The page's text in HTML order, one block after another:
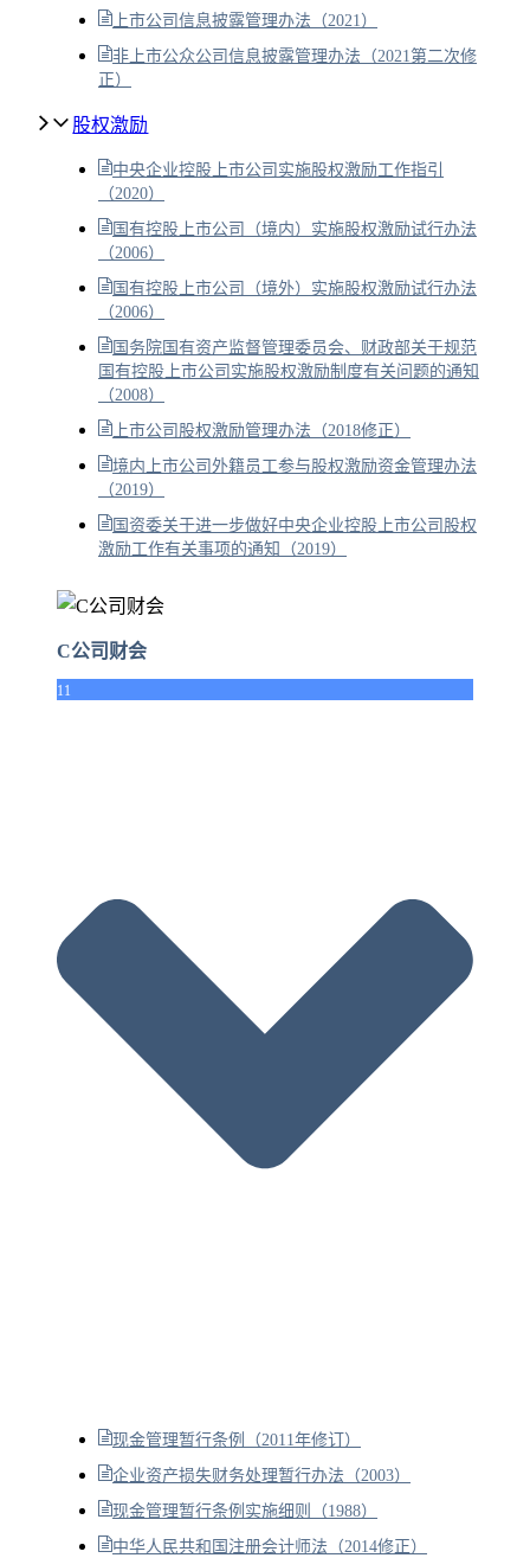
上市公司信息披露管理办法（2021）
非上市公众公司信息披露管理办法（2021第二次修
正）
股权激励
中央企业控股上市公司实施股权激励工作指引
（2020）
国有控股上市公司（境内）实施股权激励试行办法
（2006）
国有控股上市公司（境外）实施股权激励试行办法
（2006）
国务院国有资产监督管理委员会、财政部关于规范
国有控股上市公司实施股权激励制度有关问题的通知
（2008）
上市公司股权激励管理办法（2018修正）
境内上市公司外籍员工参与股权激励资金管理办法
（2019）
国资委关于进一步做好中央企业控股上市公司股权
激励工作有关事项的通知（2019）
C公司财会
11
现金管理暂行条例（2011年修订）
企业资产损失财务处理暂行办法（2003）
现金管理暂行条例实施细则（1988）
中华人民共和国注册会计师法（2014修正）